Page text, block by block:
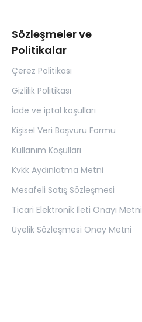
Sözleşmeler ve
Politikalar
Çerez Politikası
Gizlilik Politikası
İade ve iptal koşulları
Kişisel Veri Başvuru Formu
Kullanım Koşulları
Kvkk Aydınlatma Metni
Mesafeli Satış Sözleşmesi
Ticari Elektronik İleti Onayı Metni
Üyelik Sözleşmesi Onay Metni